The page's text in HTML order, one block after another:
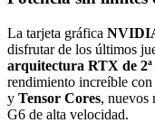
La tarjeta gráfica
disfrutar de los últimos
arquitectura RTX de
rendimiento increíble con
y Tensor Cores, nuevos
G6 de alta velocidad.